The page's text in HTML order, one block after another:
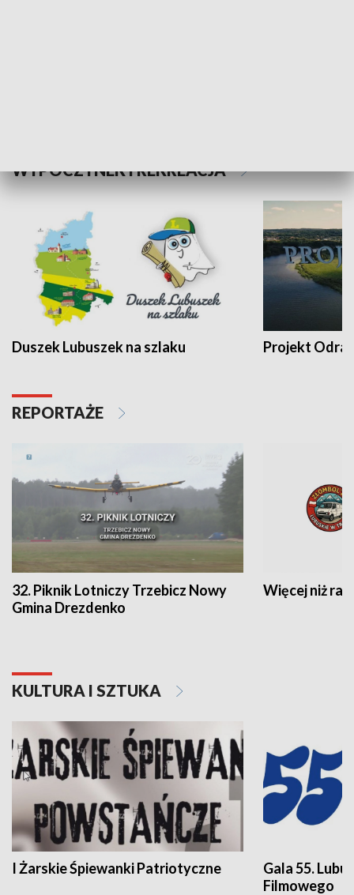
WYPOCZYNEK I REKREACJA
Duszek Lubuszek na szlaku Projekt Odra
REPORTAŻE
32. Piknik Lotniczy Trzebicz Nowy
Gmina Drezdenko
Więcej niż rajd
KULTURA I SZTUKA
I Żarskie Śpiewanki Patriotyczne
Gala 55.
Filmowego